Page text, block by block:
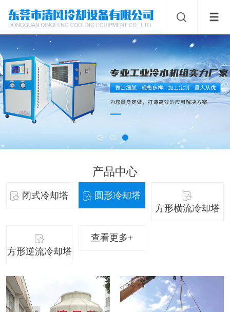
产品中心
闭式冷却塔
圆形冷却塔
方形横流冷却塔
方形逆流冷却塔
查看更多+